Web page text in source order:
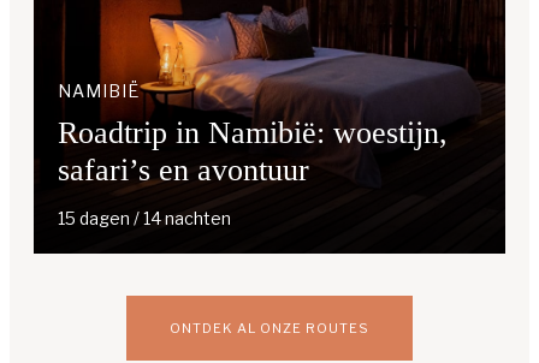
NAMIBIË
Roadtrip in Namibië: woestijn,
safari’s en avontuur
15 dagen / 14 nachten
ONTDEK AL ONZE ROUTES